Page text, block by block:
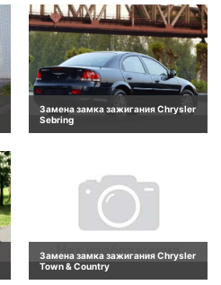
Замена замка зажигания Chrysler
Sebring
Замена замка зажигания Chrysler
Town & Country